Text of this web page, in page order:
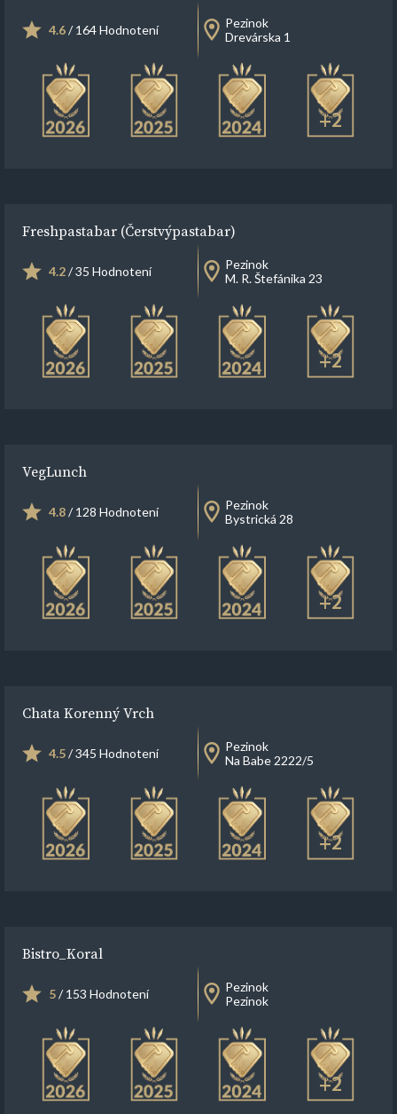
4.6/ 164 Hodnotení
Pezinok
Drevárska 1
+2
Freshpastabar (Čerstvýpastabar)
4.2/ 35 Hodnotení
Pezinok
M. R. Štefánika 23
+2
VegLunch
4.8/ 128 Hodnotení
Pezinok
Bystrická 28
+2
Chata Korenný Vrch
4.5/ 345 Hodnotení
Pezinok
Na Babe 2222/5
+2
Bistro_Koral
5/ 153 Hodnotení
Pezinok
Pezinok
+2